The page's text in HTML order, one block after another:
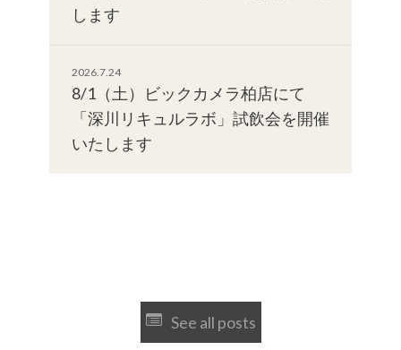
します
2026.7.24
8/1（土）ビックカメラ柏店にて
「深川リキュルラボ」試飲会を開催
いたします
See all posts